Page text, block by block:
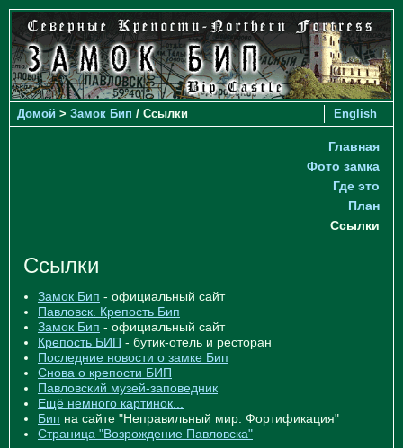
English
Домой > Замок Бип / Ссылки
Главная
Фото замка
Где это
План
Ссылки
Ссылки
Замок Бип - официальный сайт
Павловск. Крепость Бип
Замок Бип - официальный сайт
Крепость БИП - бутик-отель и ресторан
Последние новости о замке Бип
Снова о крепости БИП
Павловский музей-заповедник
Ещё немного картинок...
Бип на сайте "Неправильный мир. Фортификация"
Страница "Возрождение Павловска"